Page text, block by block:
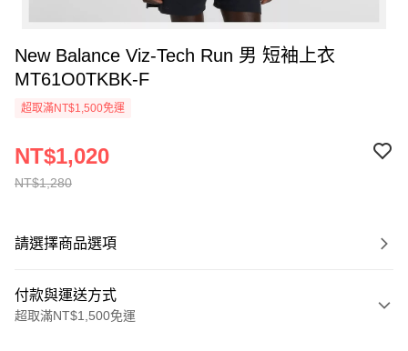
New Balance Viz-Tech Run 男 短袖上衣
MT61O0TKBK-F
超取滿NT$1,500免運
NT$1,280
NT$1,020
請選擇商品選項
付款與運送方式
超取滿NT$1,500免運